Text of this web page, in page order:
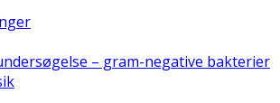
– gram-negative bakterier